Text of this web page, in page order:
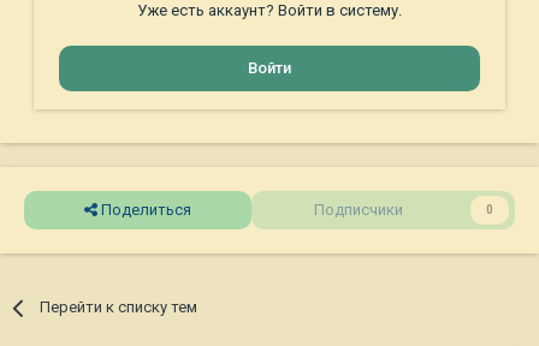
Уже есть аккаунт? Войти в систему.
Войти
Поделиться Подписчики 0
Перейти к списку тем